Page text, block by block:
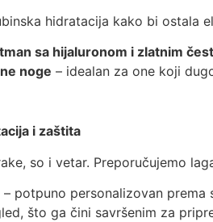
hidratacija kako bi ostala
sa hijaluronom i zlatnim
noge – idealan za one koji
i zaštita
so i vetar. Preporučujemo
– potpuno personalizovan prema
što ga čini savršenim za